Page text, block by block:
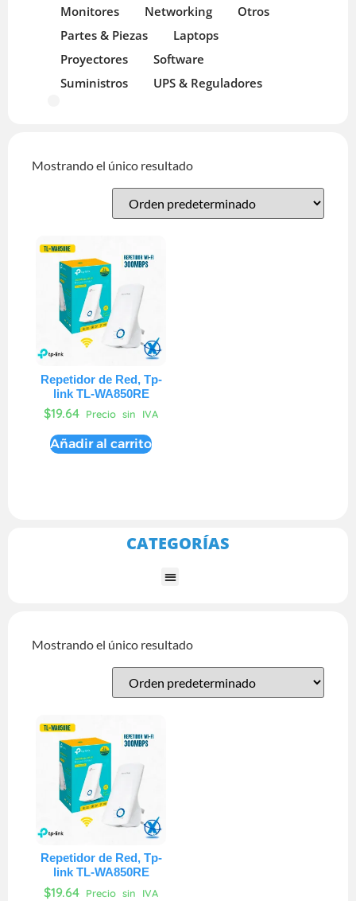
Monitores
Networking
Otros
Partes & Piezas
Laptops
Proyectores
Software
Suministros
UPS & Reguladores
Mostrando el único resultado
Repetidor de Red, Tp-
link TL-WA850RE
$19.64 Precio sin IVA
Añadir al carrito
CATEGORÍAS
Mostrando el único resultado
Repetidor de Red, Tp-
link TL-WA850RE
$19.64 Precio sin IVA